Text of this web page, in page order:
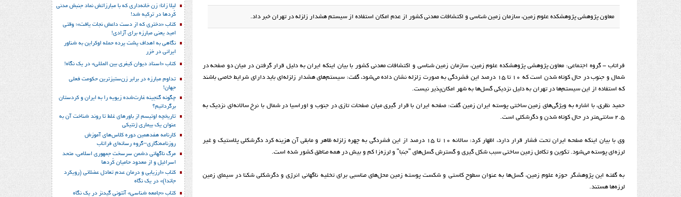
معاون پژوهشی پژوهشکده علوم زمین، سازمان زمین شناسی و اکتشافات معدنی کشور از عدم امکان استفاده از سیستم هشدار زلزله در تهران خبر داد.
فراتاب - گروه اجتماعی: معاون پژوهشی پژوهشکده علوم زمین، سازمان زمین شناسی و اکتشافات معدنی کشور با بیان اینکه ایران به دلیل قرار گرفتن در میان دو صفحه در
شمال و جنوب در حال کوتاه شدن است که ۱۰ تا ۱۵ درصد این فشردگی به صورت زلزله نشان داده می‌شود، گفت: سیستم‌های هشدار زلزله‌ای باید دارای شرایط خاصی باشند
که استفاده از این سیستم‌ها در تهران به دلیل نزدیکی گسل‌ها به شهر امکان‌پذیر نیست.
حمید نظری، با اشاره به ویژگی‌های زمین ساختی پوسته ایران زمین گفت: صفحه ایران با قرار گیری میان صفحات تازی در جنوب و اوراسیا در شمال با نرخ سالانه‌ای نزدیک به
۲.۵ سانتی‌متر در حال کوتاه شدن و دگرشکلی است.
وی با بیان اینکه صفحه ایران تحت فشار قرار دارد، اظهار کرد: سالانه ۱۰ تا ۱۵ درصد از این فشردگی به چهره زلزله ظاهر و مابقی آن هزینه کرد دگرشکلی پلاستیک و غیر
لرزه‌ای پوسته می‌شود. تکوین و تکامل زمین ساختی سبب شکل گیری و گسترش گسل‌های "جنبا" و لرزه‌زا کم و بیش در همه مناطق کشور شده است.
به گفته این پژوهشگر حوزه علوم زمین، گسل‌ها به عنوان سطوح کاستی و شکست پوسته زمین محل‌های مناسبی برای تخلیه ناگهانی انرژی و دگرشکلی شکنا در سیمای زمین
لرزه‌ها هستند.
لیلا زانا؛ زن خانه‌داری که با مبارزاتش نماد جنبش مدنی
کُردها در ترکیه شد!
کتاب «دختری که از دست داعش نجات یافت»؛ وقتی
امید یعنی مبارزه برای آزادی!
نگاهی به اهداف پشت پرده حمله اوکراین به شناور
ایرانی در خزر
کتاب «اسناد دیوان کیفری بین المللی» در یک نگاه!
تداوم مبارزه در برابر زن‌ستیزترین حکومت فعلی
جهان!
چگونه گنجینه غارت‌شده زیویه را به ایران و کردستان
برگردانیم؟
تاریخچه اوتیسم از باورهای غلط تا روند شناخت آن به
عنوان یک بیماری ژنتیکی
کارنامه هفدهمین دوره کلاس‌های آموزش
روزنامه‌نگاری–گروه رسانه‌ای فراتاب
مرگ ناگهانی دشمن سرسخت جمهوری اسلامی، متحد
اسرائیل و از معدود حامیان کُردها
کتاب «ارزیابی و درمان عدم تعادل عضلانی (رویکرد
جاندا)» در یک نگاه
کتاب «جامعه شناسی» آنتونی گیدنز در یک نگاه